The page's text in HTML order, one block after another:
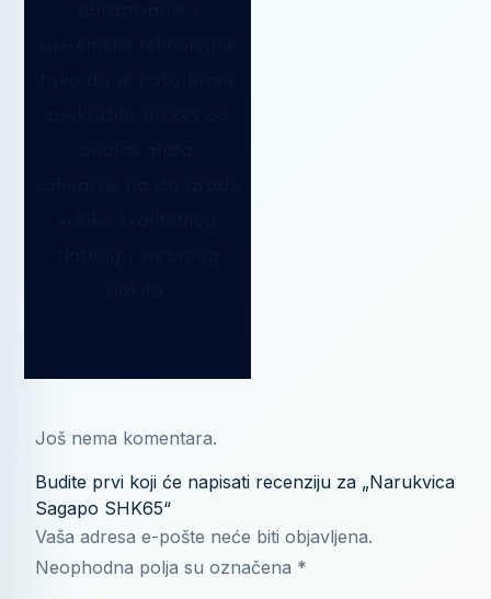
Još nema komentara.
Budite prvi koji će napisati recenziju za „Narukvica
Sagapo SHK65“
Vaša adresa e-pošte neće biti objavljena.
Neophodna polja su označena *